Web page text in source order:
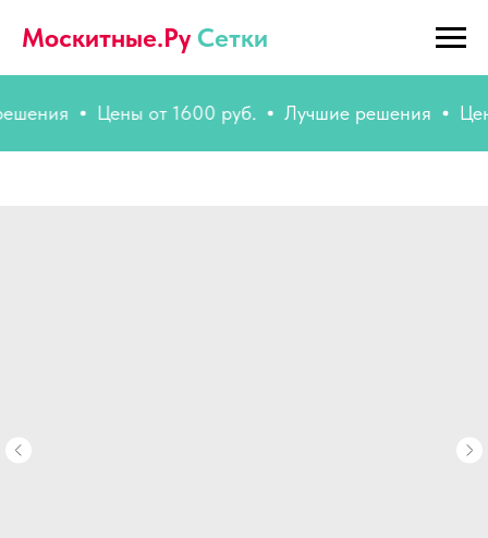
Москитные.Ру Сетки
Цены от 1600 руб. Лучшие решения Цены